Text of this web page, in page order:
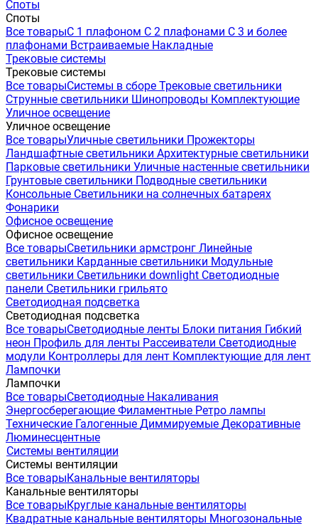
Споты
Споты
Все товарыС 1 плафоном С 2 плафонами С 3 и более
плафонами Встраиваемые Накладные
Трековые системы
Трековые системы
Все товарыСистемы в сборе Трековые светильники
Струнные светильники Шинопроводы Комплектующие
Уличное освещение
Уличное освещение
Все товарыУличные светильники Прожекторы
Ландшафтные светильники Архитектурные светильники
Парковые светильники Уличные настенные светильники
Грунтовые светильники Подводные светильники
Консольные Светильники на солнечных батареях
Фонарики
Офисное освещение
Офисное освещение
Все товарыСветильники армстронг Линейные
светильники Карданные светильники Модульные
светильники Светильники downlight Светодиодные
панели Светильники грильято
Светодиодная подсветка
Светодиодная подсветка
Все товарыСветодиодные ленты Блоки питания Гибкий
неон Профиль для ленты Рассеиватели Светодиодные
модули Контроллеры для лент Комплектующие для лент
Лампочки
Лампочки
Все товарыСветодиодные Накаливания
Энергосберегающие Филаментные Ретро лампы
Технические Галогенные Диммируемые Декоративные
Люминесцентные
Системы вентиляции
Системы вентиляции
Все товарыКанальные вентиляторы
Канальные вентиляторы
Все товарыКруглые канальные вентиляторы
Квадратные канальные вентиляторы Многозональные